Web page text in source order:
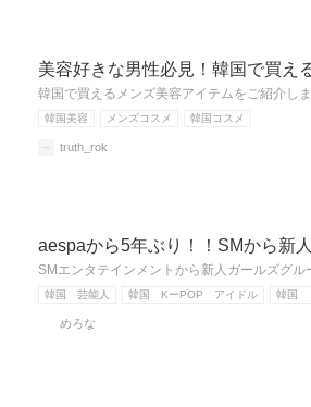
美容好きな男性必見！韓国で買え
韓国で買えるメンズ美容アイテムをご紹介し
韓国美容 メンズコスメ 韓国コスメ
truth_rok
aespaから5年ぶり！！SMから
SMエンタテインメントから新人ガールズグ
韓国 芸能人 韓国 KーPOP アイドル 韓国
めろな